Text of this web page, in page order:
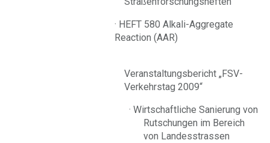
· HEFT 580 Alkali-Aggregate
Reaction (AAR)
Veranstaltungsbericht „FSV-
Verkehrstag 2009“
· Wirtschaftliche Sanierung von
Rutschungen im Bereich
von Landesstrassen